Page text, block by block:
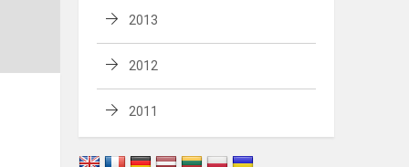
2013
2012
2011